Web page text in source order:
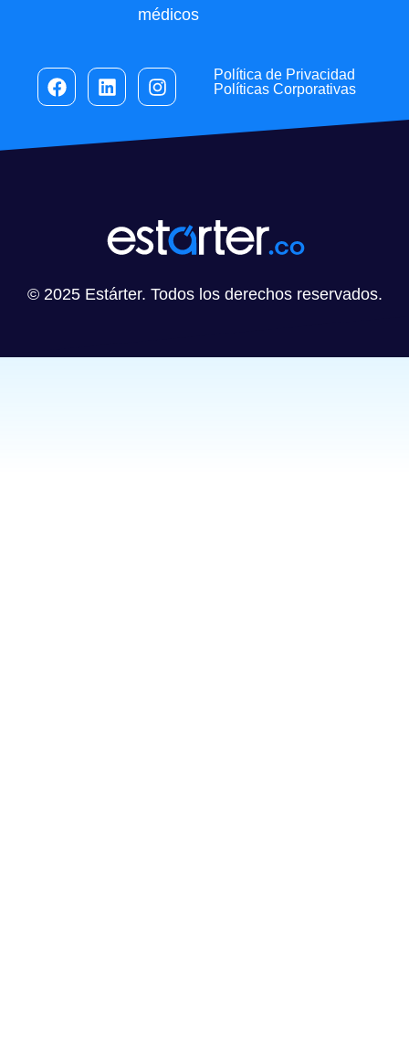
médicos
Política de Privacidad
Políticas Corporativas
© 2025 Estárter. Todos los derechos reservados.